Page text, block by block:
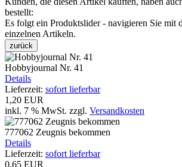
bestellt:
Es folgt ein Produktslider - navigieren Sie mit
einzelnen Artikeln.
zurück
Hobbyjournal Nr. 41
Details
Lieferzeit: sofort lieferbar
1,20 EUR
inkl. 7 % MwSt. zzgl. Versandkosten
777062 Zeugnis bekommen
Details
Lieferzeit: sofort lieferbar
0,65 EUR